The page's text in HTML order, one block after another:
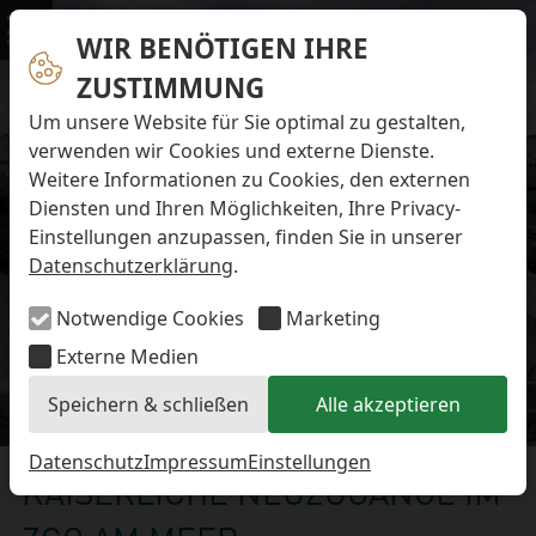
WIR BENÖTIGEN IHRE
ZUSTIMMUNG
Um unsere Website für Sie optimal zu gestalten,
verwenden wir Cookies und externe Dienste.
Weitere Informationen zu Cookies, den externen
Diensten und Ihren Möglichkeiten, Ihre Privacy-
Einstellungen anzupassen, finden Sie in unserer
Datenschutzerklärung.
Notwendige Cookies
Marketing
Externe Medien
Speichern & schließen
Alle akzeptieren
DatenschutzImpressumEinstellungen
Menü
Navigation überspringen
Preise & Infos
Öffnungs- und Fütterungszeiten
Eintrittspreise
Aktuelles
Alle Meldungen
Eisbären-Nachwuchs Anna & Elsa
Eisbären-Nachwuchs Lale & Lili
FAQ zum Tod des Schimpansen-Jungtiers
Newsletter
Bildungsletter
Barrierefreier Zoo
Hausordnung
Arbeiten im Zoo
Ausbildung zur Zootierpflegerin/zum Zootierpfleger
Freiwilliges ökologisches Jahr (FÖJ)
Mitarbeiter:in (w/m/d) auf Minijob-Basis
Patenschaften
Förderverein
Aktuelles
KAISERLICHE NEUZUGÄNGE IM